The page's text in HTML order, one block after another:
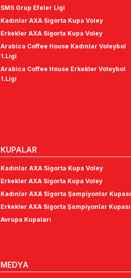
SMS Grup Efeler Ligi
Kadınlar AXA Sigorta Kupa Voley
Erkekler AXA Sigorta Kupa Voley
Arabica Coffee House Kadınlar Voleybol
1.Ligi
Arabica Coffee House Erkekler Voleybol
1.Ligi
KUPALAR
Kadınlar AXA Sigorta Kupa Voley
Erkekler AXA Sigorta Kupa Voley
Kadınlar AXA Sigorta Şampiyonlar Kupası
Erkekler AXA Sigorta Şampiyonlar Kupası
Avrupa Kupaları
MEDYA